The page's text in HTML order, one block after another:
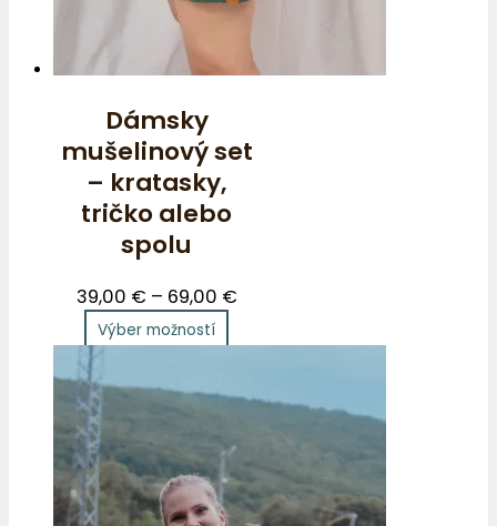
Dámsky
mušelinový set
– kratasky,
tričko alebo
spolu
39,00 € – 69,00 €
Výber možností